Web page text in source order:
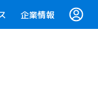
企業情報